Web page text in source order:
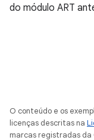
do módulo ART
O conteúdo e os
licenças descritas na
marcas registradas da